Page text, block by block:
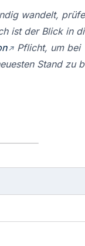
wandelt,
Pflicht, um bei
Stand zu